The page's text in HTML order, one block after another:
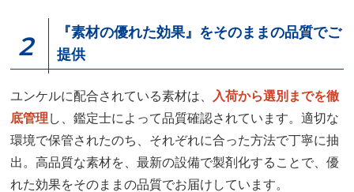
2
『素材の優れた効果』をそのままの品質でご
提供
ユンケルに配合されている素材は、
入荷から選別までを徹
底管理 し、鑑定士によって品質確認されています。適切な
環境で保管されたのち、それぞれに合った方法で丁寧に抽
出。高品質な素材を、最新の設備で製剤化することで、優
れた効果をそのままの品質でお届けしています。